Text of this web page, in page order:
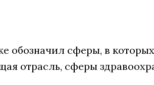
обозначил сферы, в
отрасль, сферы